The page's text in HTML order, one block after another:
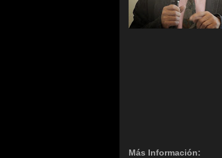
Más Información: